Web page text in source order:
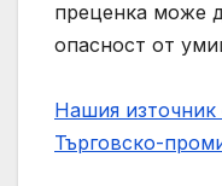
преценка може
опасност от
Нашия източник
Търговско-